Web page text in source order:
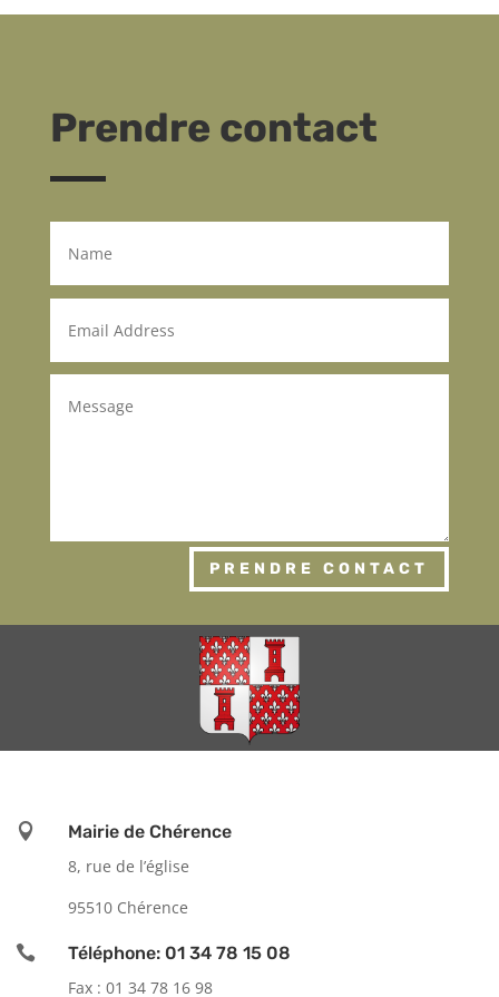
Prendre contact
PRENDRE CONTACT

Mairie de Chérence
8, rue de l’église
95510 Chérence

Téléphone: 01 34 78 15 08
Fax : 01 34 78 16 98